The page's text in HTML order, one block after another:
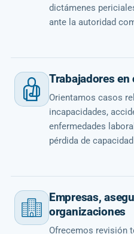
dictámenes
ante la autoridad
Trabajadores
Orientamos casos
incapacidades,
enfermedades
pérdida de
Empresas,
organizaciones
Ofrecemos revisión